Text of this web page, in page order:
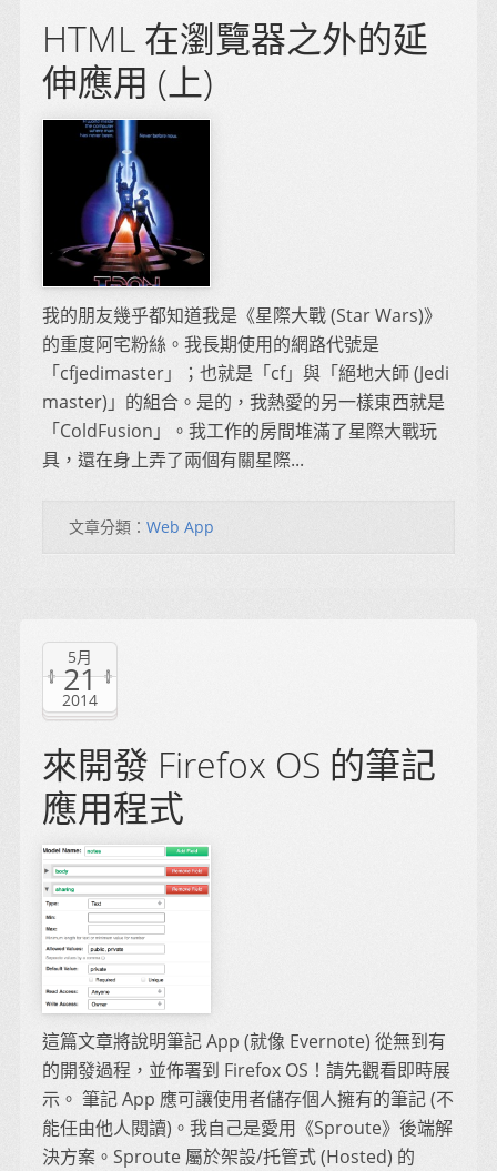
HTML 在瀏覽器之外的延
伸應用 (上)
我的朋友幾乎都知道我是《星際大戰 (Star Wars)》
的重度阿宅粉絲。我長期使用的網路代號是
「cfjedimaster」；也就是「cf」與「絕地大師 (Jedi
master)」的組合。是的，我熱愛的另一樣東西就是
「ColdFusion」。我工作的房間堆滿了星際大戰玩
具，還在身上弄了兩個有關星際...
文章分類： Web App
5月
21
2014
來開發 Firefox OS 的筆記
應用程式
這篇文章將說明筆記 App (就像 Evernote) 從無到有
的開發過程，並佈署到 Firefox OS！請先觀看即時展
示。 筆記 App 應可讓使用者儲存個人擁有的筆記 (不
能任由他人閱讀)。我自己是愛用《Sproute》後端解
決方案。Sproute 屬於架設/托管式 (Hosted) 的